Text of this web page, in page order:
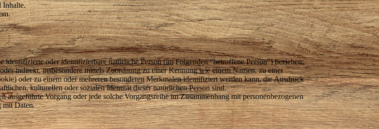
Inhalte.
identifizierte oder identifizierbare natürliche Person (im Folgenden "betroffene Person") beziehen;
indirekt, insbesondere mittels Zuordnung zu einer Kennung wie einem Namen, zu einer
oder zu einem oder mehreren besonderen Merkmalen identifiziert werden kann, die Ausdruck
kulturellen oder sozialen Identität dieser natürlichen Person sind.
Vorgang oder jede solche Vorgangsreihe im Zusammenhang mit personenbezogenen
mit Daten.